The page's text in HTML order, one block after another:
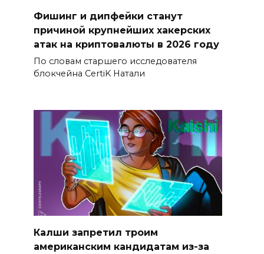
Фишинг и дипфейки станут
причиной крупнейших хакерских
атак на криптовалюты в 2026 году
По словам старшего исследователя
блокчейна CertiK Натали
Калши запретил троим
американским кандидатам из-за